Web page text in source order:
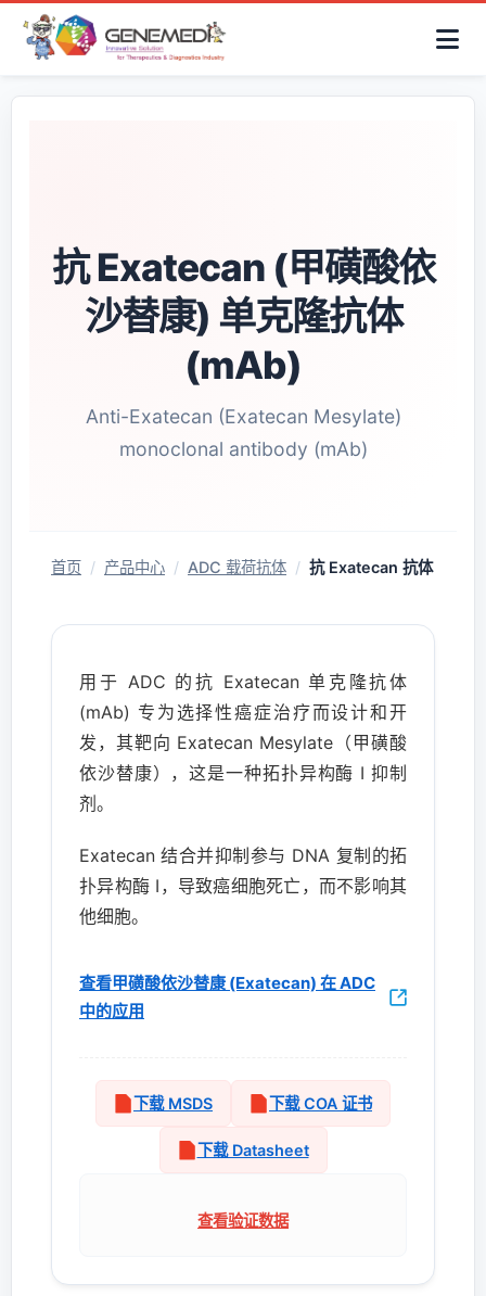
抗 Exatecan (甲磺酸依
沙替康) 单克隆抗体
(mAb)
Anti-Exatecan (Exatecan Mesylate)
monoclonal antibody (mAb)
首页 / 产品中心 / ADC 载荷抗体 / 抗 Exatecan 抗体
用于 ADC 的抗 Exatecan 单克隆抗体
(mAb) 专为选择性癌症治疗而设计和开
发，其靶向 Exatecan Mesylate（甲磺酸
依沙替康），这是一种拓扑异构酶 I 抑制
剂。
Exatecan 结合并抑制参与 DNA 复制的拓
扑异构酶 I，导致癌细胞死亡，而不影响其
他细胞。
查看甲磺酸依沙替康 (Exatecan) 在 ADC
中的应用
下载 MSDS 下载 COA 证书
下载 Datasheet
查看验证数据